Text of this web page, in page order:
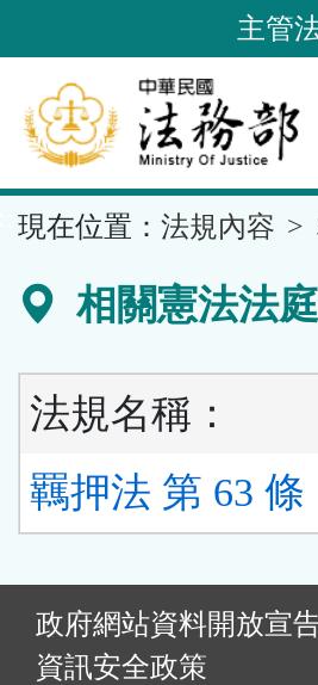
到
要
內
容
區
主管
現在位置： 法規內容
相關憲法法
法規名稱：
羈押法 第 63 條
政府網站資料開放宣
資訊安全政策